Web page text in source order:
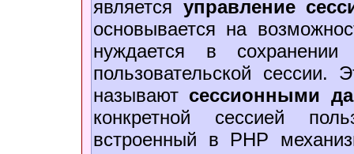
является управление
основывается на
нуждается в
пользовательской
называют сессионными
конкретной сессией
встроенный в PHP